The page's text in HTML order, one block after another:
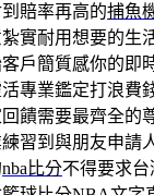
賠率再高的捕魚
實耐用想要的生
戶簡質感你的即
專業鑑定打浪費
饋需要最齊全的
習到與朋友申請
nba比分不得要求